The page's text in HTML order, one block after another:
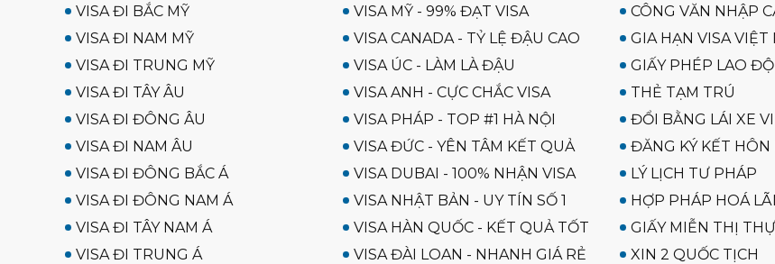
VISA ĐI BẮC MỸ
VISA ĐI NAM MỸ
VISA ĐI TRUNG MỸ
VISA ĐI TÂY ÂU
VISA ĐI ĐÔNG ÂU
VISA ĐI NAM ÂU
VISA ĐI ĐÔNG BẮC Á
VISA ĐI ĐÔNG NAM Á
VISA ĐI TÂY NAM Á
VISA ĐI TRUNG Á
VISA MỸ - 99% ĐẠT VISA
VISA CANADA - TỶ LỆ ĐẬU CAO
VISA ÚC - LÀM LÀ ĐẬU
VISA ANH - CỰC CHẮC VISA
VISA PHÁP - TOP #1 HÀ NỘI
VISA ĐỨC - YÊN TÂM KẾT QUẢ
VISA DUBAI - 100% NHẬN VISA
VISA NHẬT BẢN - UY TÍN SỐ 1
VISA HÀN QUỐC - KẾT QUẢ TỐT
VISA ĐÀI LOAN - NHANH GIÁ RẺ
CÔNG VĂN NHẬP
GIA HẠN VISA VIỆT
GIẤY PHÉP LAO
THẺ TẠM TRÚ
ĐỔI BẰNG LÁI XE
ĐĂNG KÝ KẾT HÔN
LÝ LỊCH TƯ PHÁP
HỢP PHÁP HOÁ
GIẤY MIỄN THỊ
XIN 2 QUỐC TỊCH